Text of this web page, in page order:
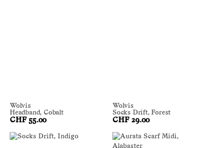
Wolvis
Headband, Cobalt
CHF 55.00
Wolvis
Socks Drift, Forest
CHF 29.00